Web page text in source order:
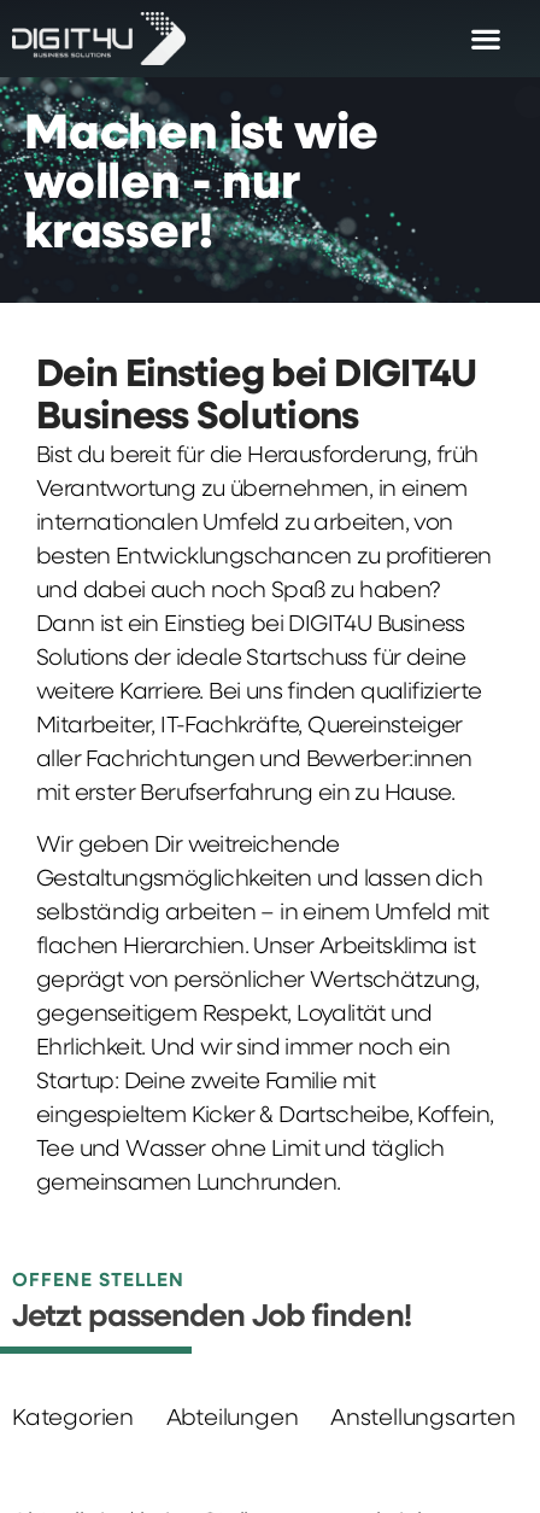
Machen ist wie
wollen - nur
krasser!
Dein Einstieg bei DIGIT4U
Business Solutions
Bist du bereit für die Herausforderung, früh
Verantwortung zu übernehmen, in einem
internationalen Umfeld zu arbeiten, von
besten Entwicklungschancen zu profitieren
und dabei auch noch Spaß zu haben?
Dann ist ein Einstieg bei DIGIT4U Business
Solutions der ideale Startschuss für deine
weitere Karriere. Bei uns finden qualifizierte
Mitarbeiter, IT-Fachkräfte, Quereinsteiger
aller Fachrichtungen und Bewerber:innen
mit erster Berufserfahrung ein zu Hause.
Wir geben Dir weitreichende
Gestaltungsmöglichkeiten und lassen dich
selbständig arbeiten – in einem Umfeld mit
flachen Hierarchien. Unser Arbeitsklima ist
geprägt von persönlicher Wertschätzung,
gegenseitigem Respekt, Loyalität und
Ehrlichkeit. Und wir sind immer noch ein
Startup: Deine zweite Familie mit
eingespieltem Kicker & Dartscheibe, Koffein,
Tee und Wasser ohne Limit und täglich
gemeinsamen Lunchrunden.
OFFENE STELLEN
Jetzt passenden Job finden!
Kategorien Abteilungen Anstellungsarten